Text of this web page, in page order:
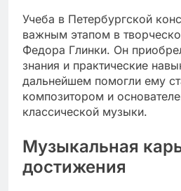
Учеба в Петербургской
важным этапом в
Федора Глинки. Он
знания и практические
дальнейшем помогли ему
композитором и
классической музыки.
Музыкальная
достижения